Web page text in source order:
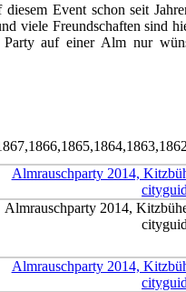
Event schon seit
viele Freundschaften sind
auf einer Alm nur
Almrauschparty 2014,